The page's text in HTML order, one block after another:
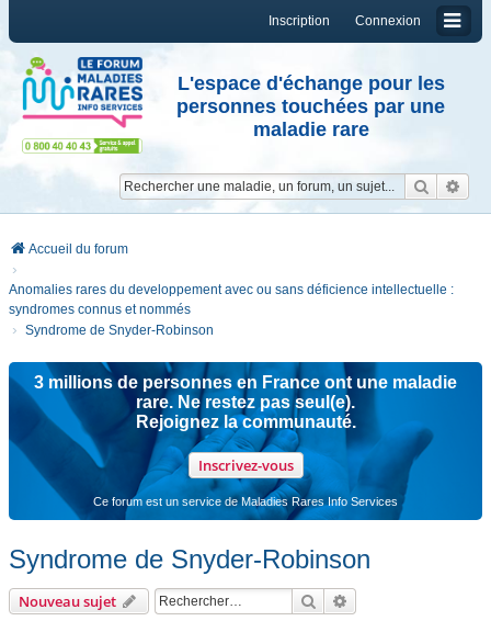
Connexion
Inscription
L'espace d'échange pour les
personnes touchées par une
maladie rare
Accueil du forum
Anomalies rares du developpement avec ou sans déficience intellectuelle :
syndromes connus et nommés
Syndrome de Snyder-Robinson
3 millions de personnes en France ont une maladie
rare. Ne restez pas seul(e).
Rejoignez la communauté.
Inscrivez-vous
Ce forum est un service de Maladies Rares Info Services
Syndrome de Snyder-Robinson
Nouveau sujet Rechercher